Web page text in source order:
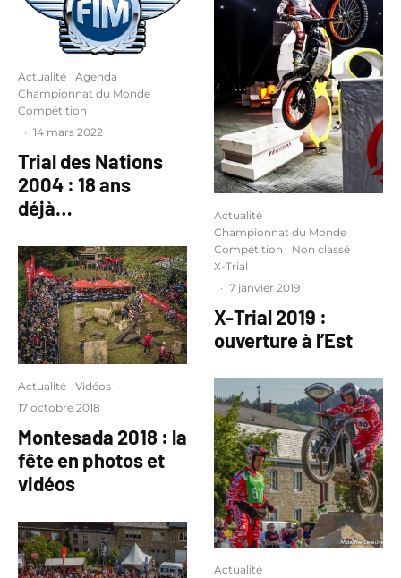
Actualité
Agenda
Championnat du Monde
Compétition
· 14 mars 2022
Trial des Nations
2004 : 18 ans
déjà…
Actualité Vidéos ·
17 octobre 2018
Montesada 2018 : la
fête en photos et
vidéos
Actualité
Championnat du Monde
Compétition
Non classé
X-Trial
· 7 janvier 2019
X-Trial 2019 :
ouverture à l’Est
Actualité